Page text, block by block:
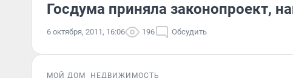
Госдума приняла законопроект,
6 октября, 2011, 16:06 196 Обсудить
МОЙ ДОМ НЕДВИЖИМОСТЬ